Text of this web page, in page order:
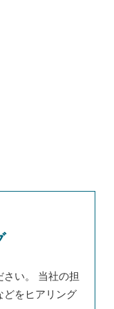
い。 当社の担
どをヒアリング